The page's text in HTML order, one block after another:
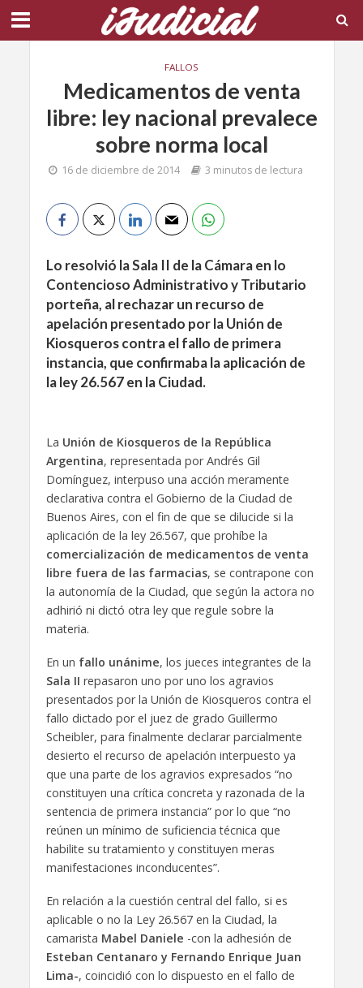
FALLOS
Medicamentos de venta
libre: ley nacional prevalece
sobre norma local
16 de diciembre de 2014 3 minutos de lectura
Lo resolvió la Sala II de la Cámara en lo
Contencioso Administrativo y Tributario
porteña, al rechazar un recurso de
apelación presentado por la Unión de
Kiosqueros contra el fallo de primera
instancia, que confirmaba la aplicación de
la ley 26.567 en la Ciudad.
La Unión de Kiosqueros de la República
Argentina, representada por Andrés Gil
Domínguez, interpuso una acción meramente
declarativa contra el Gobierno de la Ciudad de
Buenos Aires, con el fin de que se dilucide si la
aplicación de la ley 26.567, que prohíbe la
comercialización de medicamentos de venta
libre fuera de las farmacias, se contrapone con
la autonomía de la Ciudad, que según la actora no
adhirió ni dictó otra ley que regule sobre la
materia.
En un fallo unánime, los jueces integrantes de la
Sala II repasaron uno por uno los agravios
presentados por la Unión de Kiosqueros contra el
fallo dictado por el juez de grado Guillermo
Scheibler, para finalmente declarar parcialmente
desierto el recurso de apelación interpuesto ya
que una parte de los agravios expresados “no
constituyen una crítica concreta y razonada de la
sentencia de primera instancia” por lo que “no
reúnen un mínimo de suficiencia técnica que
habilite su tratamiento y constituyen meras
manifestaciones inconducentes”.
En relación a la cuestión central del fallo, si es
aplicable o no la Ley 26.567 en la Ciudad, la
camarista Mabel Daniele -con la adhesión de
Esteban Centanaro y Fernando Enrique Juan
Lima-, coincidió con lo dispuesto en el fallo de